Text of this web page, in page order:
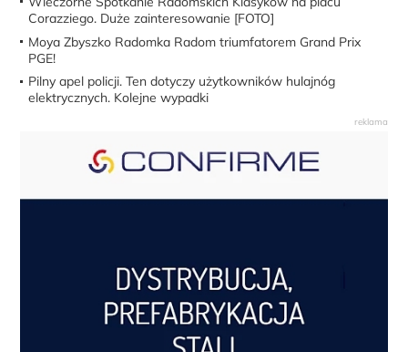
Corazziego. Duże zainteresowanie [FOTO]
Moya Zbyszko Radomka Radom triumfatorem Grand Prix
PGE!
Pilny apel policji. Ten dotyczy użytkowników hulajnóg
elektrycznych. Kolejne wypadki